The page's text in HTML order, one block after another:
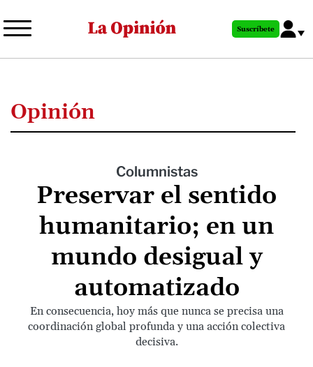
al
principal
Suscríbete
Opinión
Columnistas
Preservar el sentido
humanitario; en un
mundo desigual y
automatizado
En consecuencia, hoy más que nunca se precisa una
coordinación global profunda y una acción colectiva
decisiva.